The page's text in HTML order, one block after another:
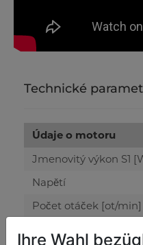
Technické
Údaje o motoru
Jmenovitý výkon S1
Napětí
Počet otáček [ot/min]
Ihre Wahl